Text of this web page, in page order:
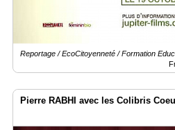
Reportage / EcoCitoyenneté / Formation
Pierre RABHI avec les Colibris